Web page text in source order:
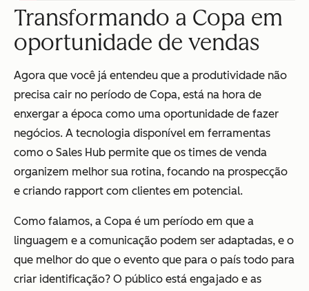
Transformando a Copa em
oportunidade de vendas
Agora que você já entendeu que a produtividade não
precisa cair no período de Copa, está na hora de
enxergar a época como uma oportunidade de fazer
negócios. A tecnologia disponível em ferramentas
como o Sales Hub permite que os times de venda
organizem melhor sua rotina, focando na prospecção
e criando rapport com clientes em potencial.
Como falamos, a Copa é um período em que a
linguagem e a comunicação podem ser adaptadas, e o
que melhor do que o evento que para o país todo para
criar identificação? O público está engajado e as